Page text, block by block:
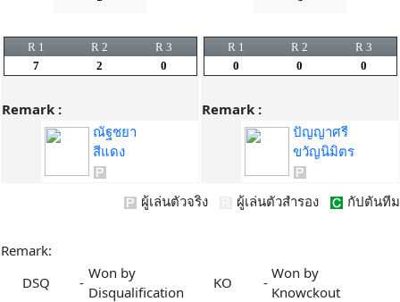
R 1 R 2
R 3
7
2 0
Remark :
ณัฐชยา
สีแดง
R 1 R 2
R 3
0
0 0
Remark :
ปัญญาศรี
ขวัญนิมิตร
ผู้เล่นตัวจริง ผู้เล่นตัวสำรอง กัปตันทีม
Remark:
DSQ
-
Won by
Disqualification
KO -
Won by
Knowckout